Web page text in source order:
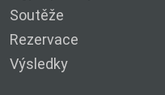
Soutěže
Rezervace
Výsledky